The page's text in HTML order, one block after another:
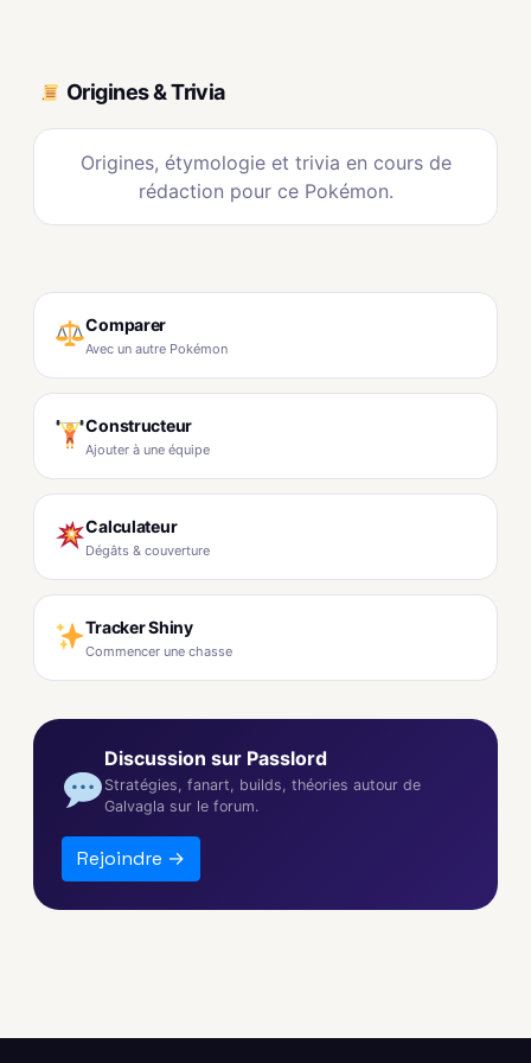
Origines & Trivia
Origines, étymologie et trivia en cours de
rédaction pour ce Pokémon.
Comparer
Avec un autre Pokémon
Constructeur
Ajouter à une équipe
Calculateur
Dégâts & couverture
Tracker Shiny
Commencer une chasse
Discussion sur Passlord
Stratégies, fanart, builds, théories autour de
Galvagla sur le forum.
Rejoindre →